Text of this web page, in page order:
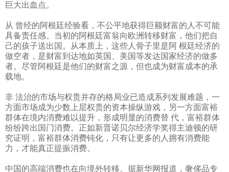
巨大出血点。
从 曾经的阿根廷经验看，不公平地获得巨额财富的人不可能
具备责任感。当初的阿根廷富翁向欧洲转移财富，他们把自
己的孩子送出国。从本质上，这些人骨子里是阿 根廷经济的
做空者，是财富到达地如英国、美国等发达国家经济的做多
者。尽管阿根廷是他们的财富之源，但也成为财富成本的承
载地。
非 法治的市场与权贵并存的格局业已造成系列发展难题，一
方面市场成为少数上层权贵的资本操纵游戏，另一方面富裕
群体在境内消费难以提升，形成明显的消费替 代，富裕群体
纷纷跨出国门消费。正如新晋诺贝尔经济学奖得主迪顿的研
究证明，富裕群体消费钝化，只有让更多的人拥有消费能
力，才能真正提振消费。
中国的高端消费也在向境外转移。据新华网报道，奢侈品专